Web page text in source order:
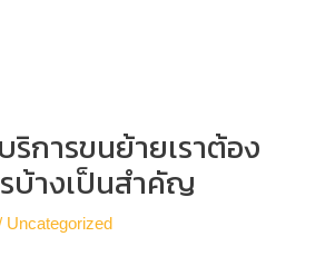
ริการขนย้ายเราต้อง
บ้างเป็นสำคัญ
Uncategorized